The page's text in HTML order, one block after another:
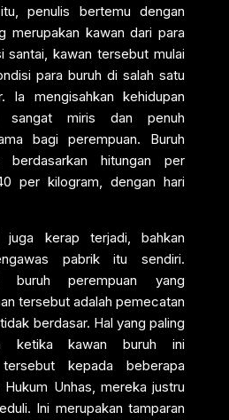
penulis bertemu dengan
merupakan kawan dari para
santai, kawan tersebut mulai
para buruh di salah satu
Ia mengisahkan kehidupan
sangat miris dan penuh
bagi perempuan. Buruh
berdasarkan hitungan per
per kilogram, dengan hari
juga kerap terjadi, bahkan
pabrik itu sendiri.
buruh perempuan yang
tersebut adalah pemecatan
berdasar. Hal yang paling
ketika kawan buruh ini
kepada beberapa
Unhas, mereka justru
Ini merupakan tamparan